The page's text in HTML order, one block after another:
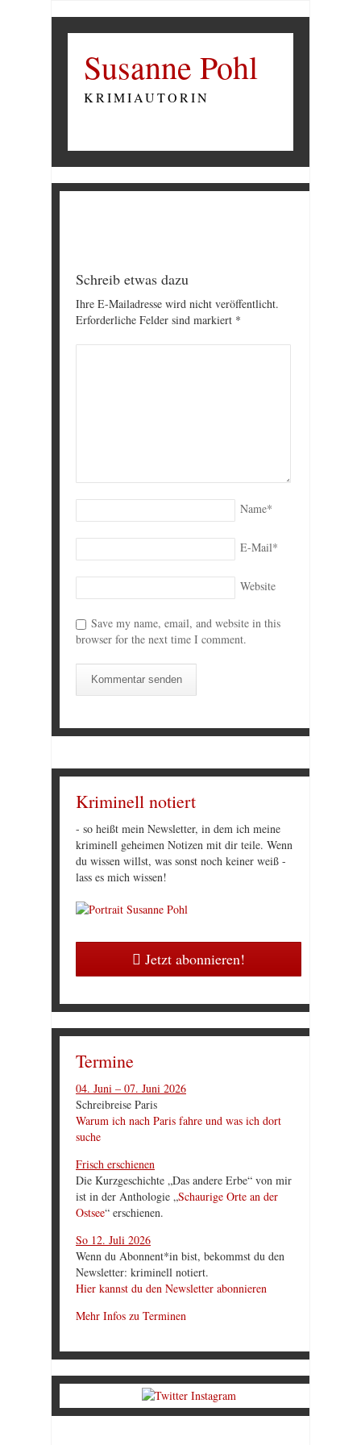
Susanne Pohl
KRIMIAUTORIN
Schreib etwas dazu
Ihre E-Mailadresse wird nicht veröffentlicht.
Erforderliche Felder sind markiert *
Name*
E-Mail*
Website
Save my name, email, and website in this
browser for the next time I comment.
Kriminell notiert
- so heißt mein Newsletter, in dem ich meine
kriminell geheimen Notizen mit dir teile. Wenn
du wissen willst, was sonst noch keiner weiß -
lass es mich wissen!
Jetzt abonnieren!
Termine
04. Juni – 07. Juni 2026
Schreibreise Paris
Warum ich nach Paris fahre und was ich dort
suche
Frisch erschienen
Die Kurzgeschichte „Das andere Erbe“ von mir
ist in der Anthologie „Schaurige Orte an der
Ostsee“ erschienen.
So 12. Juli 2026
Wenn du Abonnent*in bist, bekommst du den
Newsletter: kriminell notiert.
Hier kannst du den Newsletter abonnieren
Mehr Infos zu Terminen